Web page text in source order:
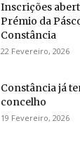
Inscrições
Prémio da
Constância
22 Fevereiro, 2026
Constância já
concelho
19 Fevereiro, 2026